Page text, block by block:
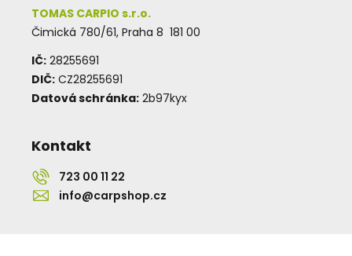
TOMAS CARPIO s.r.o.
Čimická 780/61, Praha 8 181 00
IČ: 28255691
DIČ: CZ28255691
Datová schránka: 2b97kyx
Kontakt
723 00 11 22
info@carpshop.cz